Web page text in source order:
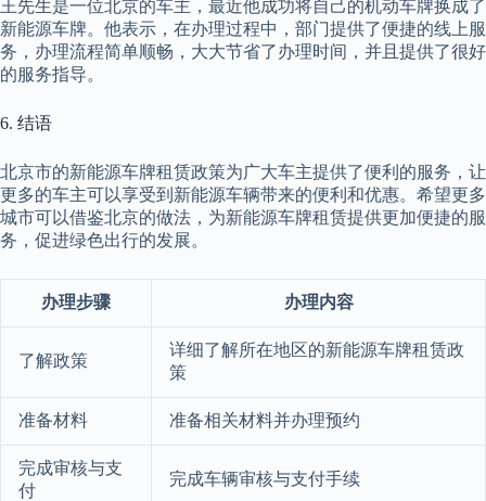
王先生是一位北京的车主，最近他成功将自己的机动车牌换成了
新能源车牌。他表示，在办理过程中，部门提供了便捷的线上服
务，办理流程简单顺畅，大大节省了办理时间，并且提供了很好
的服务指导。
6. 结语
北京市的新能源车牌租赁政策为广大车主提供了便利的服务，让
更多的车主可以享受到新能源车辆带来的便利和优惠。希望更多
城市可以借鉴北京的做法，为新能源车牌租赁提供更加便捷的服
务，促进绿色出行的发展。
办理步骤 办理内容
了解政策
详细了解所在地区的新能源车牌租赁政
策
准备材料 准备相关材料并办理预约
完成审核与支
付
完成车辆审核与支付手续